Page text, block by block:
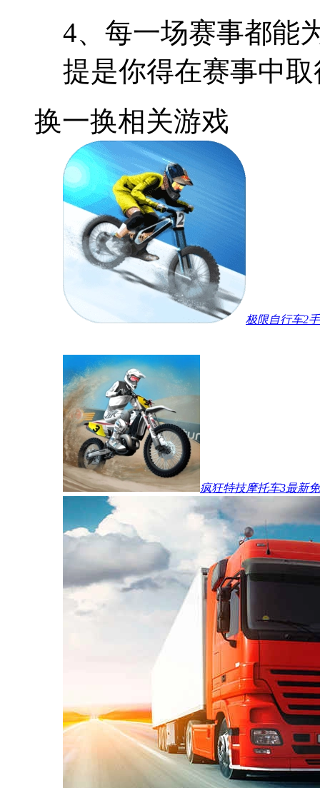
4、每一场赛事都能
提是你得在赛事中
换一换相关游戏
极限自行车2
疯狂特技摩托车3最新